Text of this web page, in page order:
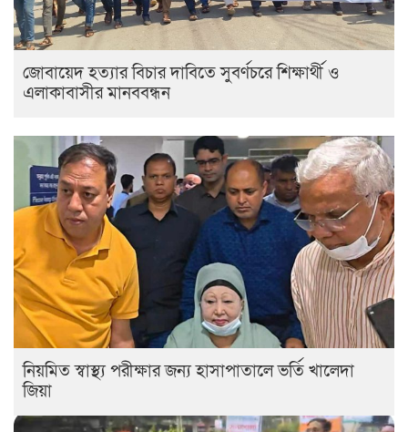
জোবায়েদ হত্যার বিচার দাবিতে সুবর্ণচরে শিক্ষার্থী ও
এলাকাবাসীর মানববন্ধন
নিয়মিত স্বাস্থ্য পরীক্ষার জন্য হাসাপাতালে ভর্তি খালেদা
জিয়া